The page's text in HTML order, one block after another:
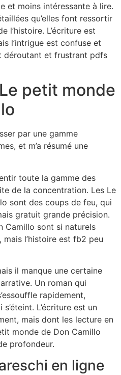
et moins intéressante à lire.
qu’elles font ressortir
l’histoire. L’écriture est
l’intrigue est confuse et
déroutant et frustrant pdfs
petit monde
par une gamme
et m’a résumé une
toute la gamme des
de la concentration. Les Le
sont des coups de feu, qui
gratuit grande précision.
Camillo sont si naturels
mais l’histoire est fb2 peu
il manque une certaine
Un roman qui
rapidement,
L’écriture est un
mais dont les lecture en
monde de Don Camillo
profondeur.
en ligne